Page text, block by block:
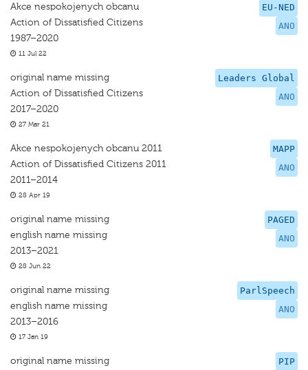
EU-NED
ANO
Akce nespokojenych obcanu
Action of Dissatisfied Citizens
1987–2020
11 Jul 22
Leaders Global
ANO
original name missing
Action of Dissatisfied Citizens
2017–2020
27 Mar 21
MAPP
ANO
Akce nespokojenych obcanu 2011
Action of Dissatisfied Citizens 2011
2011–2014
28 Apr 19
PAGED
ANO
original name missing
english name missing
2013–2021
28 Jun 22
ParlSpeech
ANO
original name missing
english name missing
2013–2016
17 Jan 19
PIP
original name missing